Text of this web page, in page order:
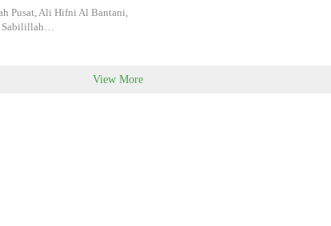
Pusat, Ali Hifni Al Bantani,
Sabilillah…
View More